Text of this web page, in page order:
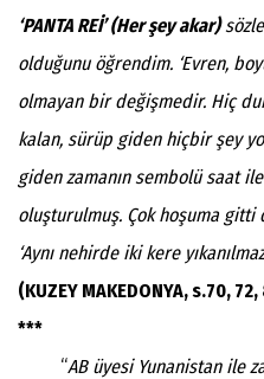
‘PANTA REİ’ (Her şey akar)
olduğunu öğrendim. ‘Evren,
olmayan bir değişmedir. Hiç
kalan, sürüp giden hiçbir şey
giden zamanın sembolü saat
oluşturulmuş. Çok hoşuma gitti
‘Aynı nehirde iki kere
(KUZEY MAKEDONYA, s.70,
***
“AB üyesi Yunanistan ile